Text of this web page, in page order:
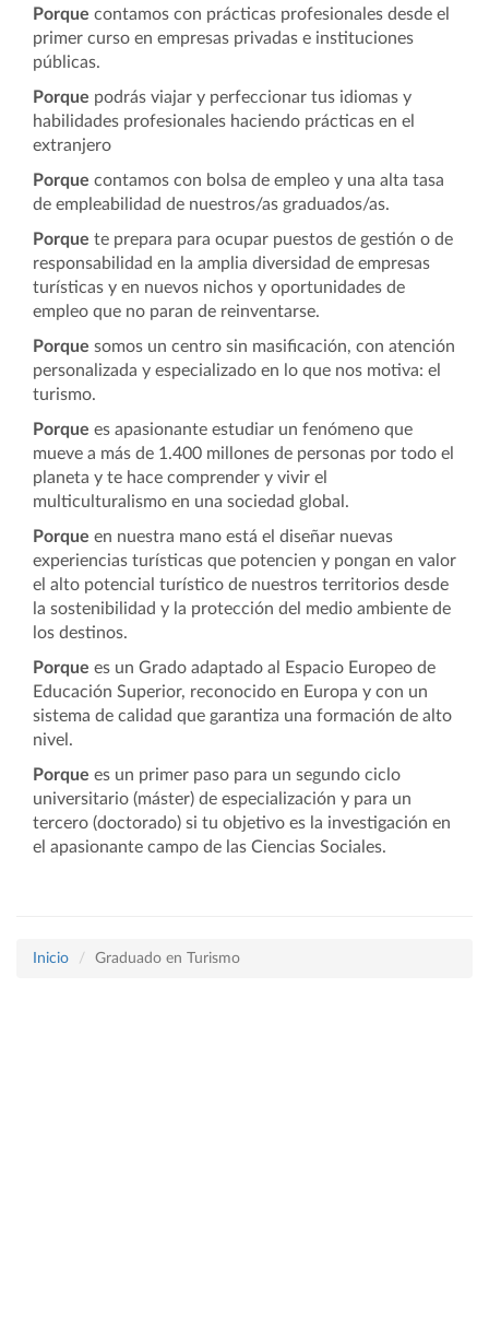
Porque contamos con prácticas profesionales desde el
primer curso en empresas privadas e instituciones
públicas.
Porque podrás viajar y perfeccionar tus idiomas y
habilidades profesionales haciendo prácticas en el
extranjero
Porque contamos con bolsa de empleo y una alta tasa
de empleabilidad de nuestros/as graduados/as.
Porque te prepara para ocupar puestos de gestión o de
responsabilidad en la amplia diversidad de empresas
turísticas y en nuevos nichos y oportunidades de
empleo que no paran de reinventarse.
Porque somos un centro sin masificación, con atención
personalizada y especializado en lo que nos motiva: el
turismo.
Porque es apasionante estudiar un fenómeno que
mueve a más de 1.400 millones de personas por todo el
planeta y te hace comprender y vivir el
multiculturalismo en una sociedad global.
Porque en nuestra mano está el diseñar nuevas
experiencias turísticas que potencien y pongan en valor
el alto potencial turístico de nuestros territorios desde
la sostenibilidad y la protección del medio ambiente de
los destinos.
Porque es un Grado adaptado al Espacio Europeo de
Educación Superior, reconocido en Europa y con un
sistema de calidad que garantiza una formación de alto
nivel.
Porque es un primer paso para un segundo ciclo
universitario (máster) de especialización y para un
tercero (doctorado) si tu objetivo es la investigación en
el apasionante campo de las Ciencias Sociales.
Inicio Graduado en Turismo